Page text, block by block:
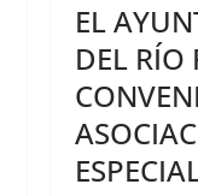
EL
DEL RÍO